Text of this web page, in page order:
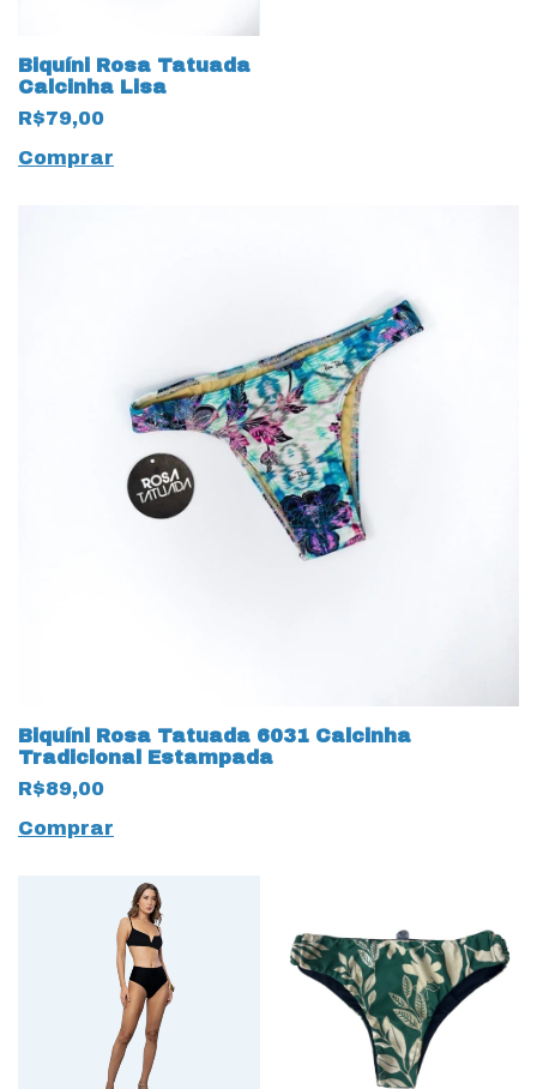
Biquíni Rosa Tatuada
Calcinha Lisa
R$79,00
Comprar
Biquíni Rosa Tatuada 6031 Calcinha
Tradicional Estampada
R$89,00
Comprar